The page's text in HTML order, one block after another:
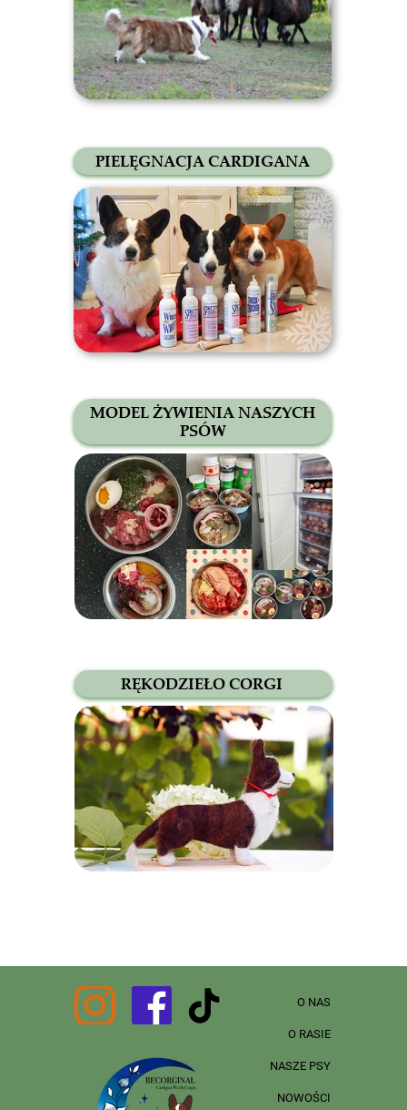
O NAS
O RASIE
NASZE PSY
NOWOŚCI
RĘKODZIEŁO CORGI
MODEL ŻYWIENIA NASZYCH
PSÓW
PIELĘGNACJA CARDIGANA